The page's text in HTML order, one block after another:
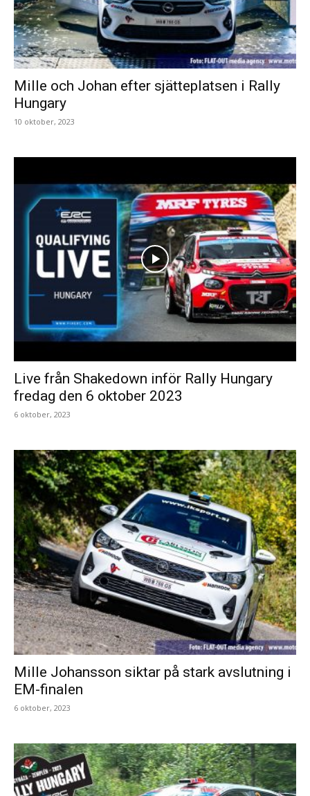
Mille och Johan efter sjätteplatsen i Rally
Hungary
10 oktober, 2023
Live från Shakedown inför Rally Hungary
fredag den 6 oktober 2023
6 oktober, 2023
Mille Johansson siktar på stark avslutning i
EM-finalen
6 oktober, 2023